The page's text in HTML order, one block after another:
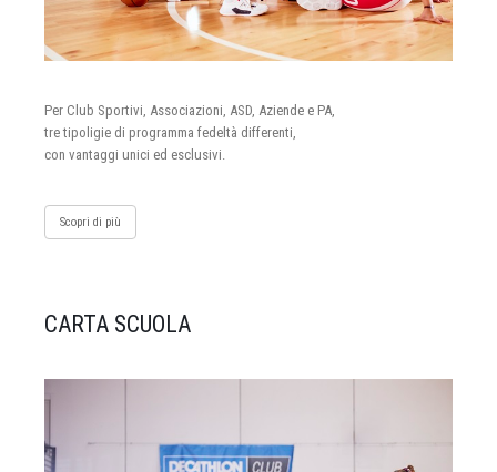
Per Club Sportivi, Associazioni, ASD, Aziende e PA,
tre tipoligie di programma fedeltà differenti,
con vantaggi unici ed esclusivi.
Scopri di più
CARTA SCUOLA